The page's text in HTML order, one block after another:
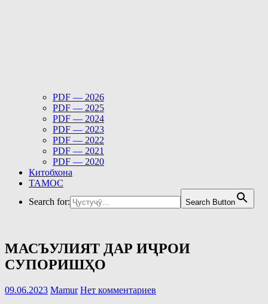
PDF — 2026
PDF — 2025
PDF — 2024
PDF — 2023
PDF — 2022
PDF — 2021
PDF — 2020
Китобхона
ТАМОС
Search for:
Search Button
МАСЪУЛИЯТ ДАР ИҶРОИ
СУПОРИШҲО
09.06.2023 Mamur Нет комментариев